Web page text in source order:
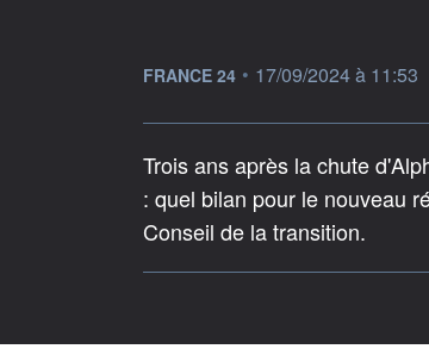
information fournie par
FRANCE 24 • 17/09/2024 à 11:53
Trois ans après la chute
: quel bilan pour le nouveau
Conseil de la transition.